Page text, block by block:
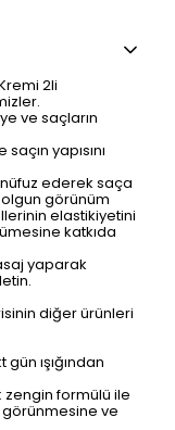
2li
ve saçların
yapısını
ederek saça
görünüm
elastikiyetini
katkıda
yaparak
diğer ürünleri
ışığından
zengin formülü ile
ve